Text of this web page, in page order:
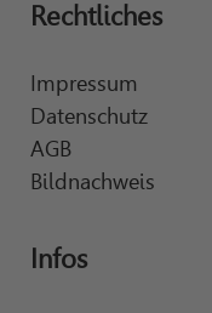
Rechtliches
Impressum
Datenschutz
AGB
Bildnachweis
Infos